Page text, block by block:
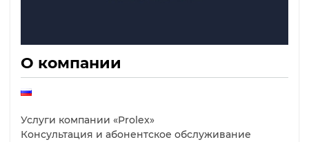
О компании
Услуги компании «Prolex»
Консультация и абонентское обслуживание